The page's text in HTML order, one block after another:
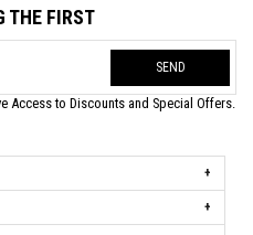
THE FIRST
SEND
Access to Discounts and Special Offers.